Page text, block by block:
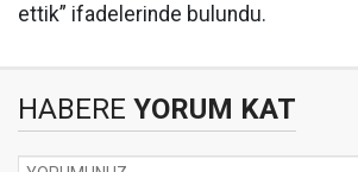
ettik” ifadelerinde bulundu.
HABERE YORUM KAT